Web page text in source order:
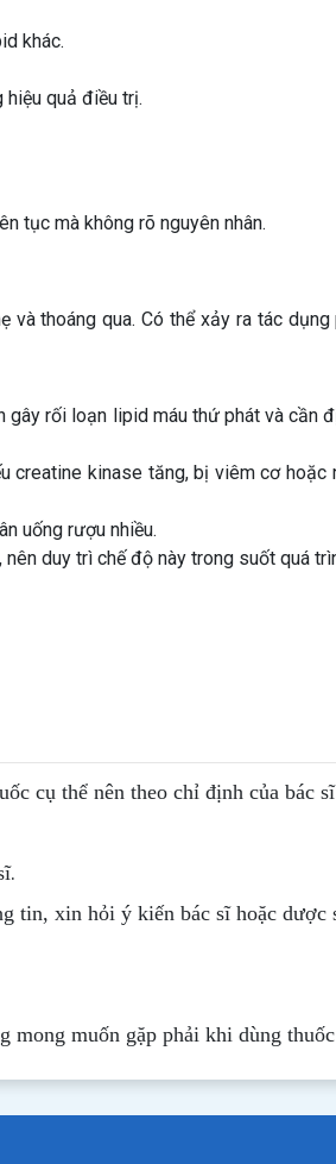
khác.
quả điều trị.
tục mà không rõ nguyên nhân.
thoáng qua. Có thể xảy ra tác
rối loạn lipid máu thứ phát và cần
creatine kinase tăng, bị viêm cơ
uống rượu nhiều.
duy trì chế độ này trong suốt quá
cụ thể nên theo chỉ định của bác
.
tin, xin hỏi ý kiến bác sĩ hoặc dược
mong muốn gặp phải khi dùng thuốc